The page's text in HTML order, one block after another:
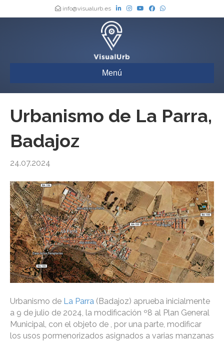
info@visualurb.es
Menú
Urbanismo de La Parra,
Badajoz
24.07.2024
Urbanismo de La Parra (Badajoz) aprueba inicialmente
a 9 de julio de 2024, la modificación º8 al Plan General
Municipal, con el objeto de , por una parte, modificar
los usos pormenorizados asignados a varias manzanas